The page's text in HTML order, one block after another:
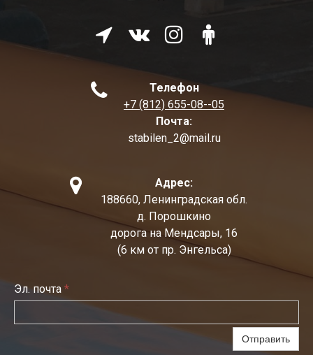
   

Телефон
+7 (812) 655-08--05
Почта:
stabilen_2@mail.ru

Адрес:
188660, Ленинградская обл.
д. Порошкино
дорога на Мендсары, 16
(6 км от пр. Энгельса)
Эл. почта *
Отправить